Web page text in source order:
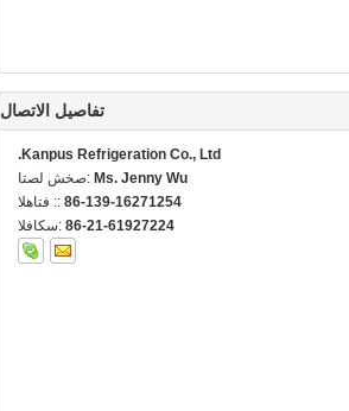
تفاصيل الاتصال
Kanpus Refrigeration Co., Ltd.
اتصل شخص: Ms. Jenny Wu
الهاتف :: 86-139-16271254
الفاكس: 86-21-61927224